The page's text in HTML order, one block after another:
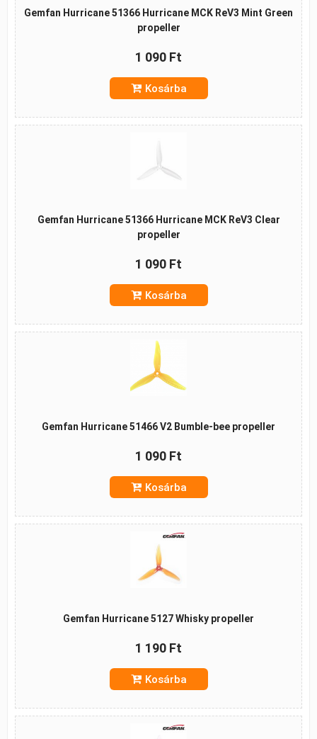
Gemfan Hurricane 51366 Hurricane MCK ReV3 Mint Green
propeller
1 090 Ft
Kosárba
Gemfan Hurricane 51366 Hurricane MCK ReV3 Clear
propeller
1 090 Ft
Kosárba
Gemfan Hurricane 51466 V2 Bumble-bee propeller
1 090 Ft
Kosárba
Gemfan Hurricane 5127 Whisky propeller
1 190 Ft
Kosárba